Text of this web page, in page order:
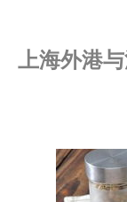
上海外港